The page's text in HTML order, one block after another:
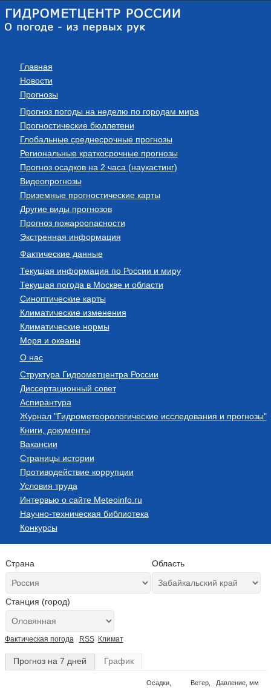
Главная
Новости
Прогнозы
Прогноз погоды на неделю по городам мира
Прогностические бюллетени
Глобальные среднесрочные прогнозы
Региональные краткосрочные прогнозы
Прогноз осадков на 2 часа (наукастинг)
Видеопрогнозы
Приземные прогностические карты
Другие виды прогнозов
Прогноз пожароопасности
Экстренная информация
Фактические данные
Текущая информация по России и миру
Текущая погода в Москве и области
Синоптические карты
Климатические изменения
Климатические нормы
Моря и океаны
О нас
Структура Гидрометцентра России
Диссертационный совет
Аспирантура
Журнал "Гидрометеорологические исследования и прогнозы"
Книги, документы
Вакансии
Страницы истории
Противодействие коррупции
Условия труда
Интервью о сайте Meteoinfo.ru
Научно-техническая библиотека
Конкурсы
Страна Область
Станция (город)
Фактическая погода RSS Климат
Прогноз на 7 дней График
Осадки,
Ветер,
Давление, мм